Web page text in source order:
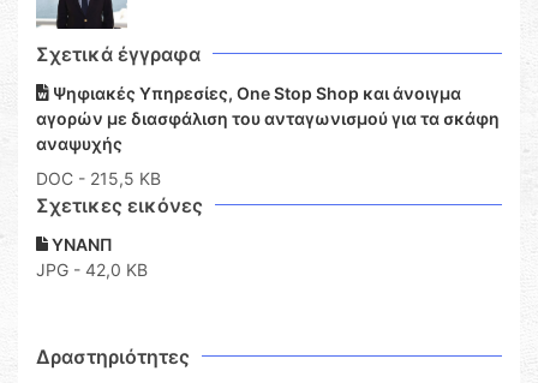
Σχετικά έγγραφα
Ψηφιακές Υπηρεσίες, One Stop Shop και άνοιγμα
αγορών με διασφάλιση του ανταγωνισμού για τα σκάφη
αναψυχής
DOC - 215,5 KB
Σχετικες εικόνες
ΥΝΑΝΠ
JPG - 42,0 KB
Δραστηριότητες